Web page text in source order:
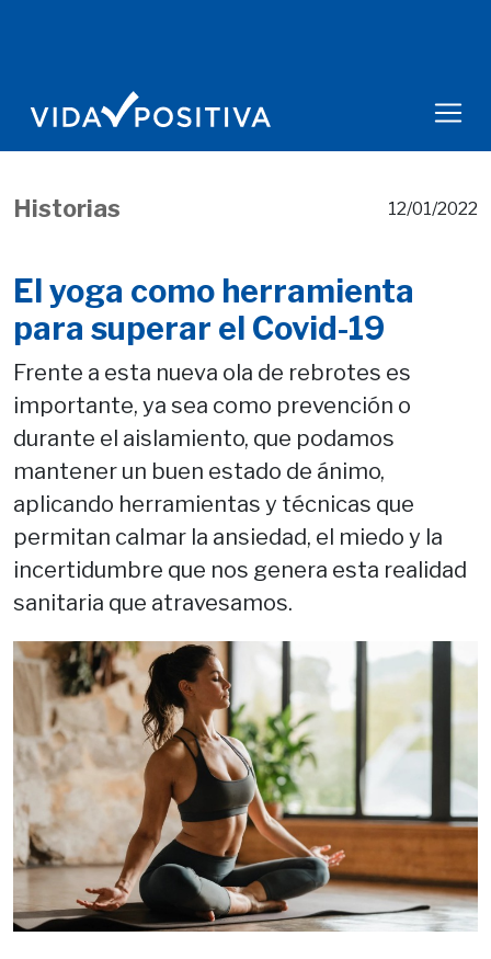
Historias 12/01/2022
El yoga como herramienta
para superar el Covid-19
Frente a esta nueva ola de rebrotes es
importante, ya sea como prevención o
durante el aislamiento, que podamos
mantener un buen estado de ánimo,
aplicando herramientas y técnicas que
permitan calmar la ansiedad, el miedo y la
incertidumbre que nos genera esta realidad
sanitaria que atravesamos.